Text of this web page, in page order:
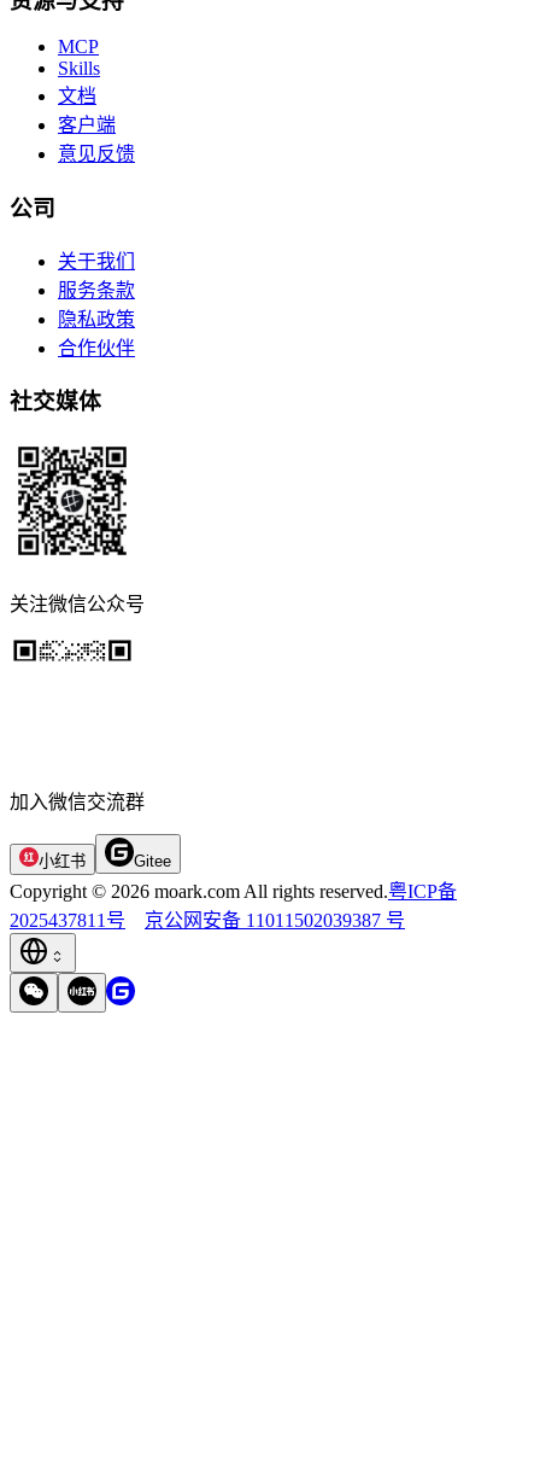
MCP
Skills
文档
客户端
意见反馈
公司
关于我们
服务条款
隐私政策
合作伙伴
社交媒体
关注微信公众号
加入微信交流群
小红书 Gitee
Copyright © 2026 moark.com All rights reserved.粤ICP备
2025437811号
京公网安备 11011502039387 号